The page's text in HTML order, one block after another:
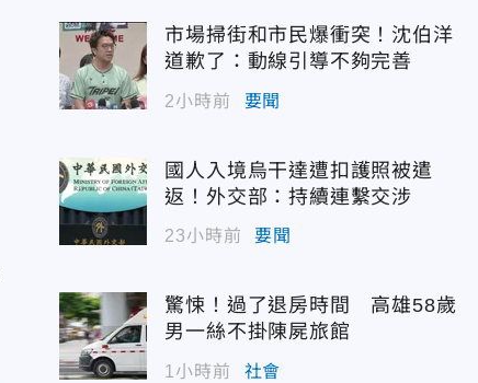
市場掃街和市民爆衝突！沈伯洋
道歉了：動線引導不夠完善
2小時前 要聞
國人入境烏干達遭扣護照被遣
返！外交部：持續連繫交涉
23小時前 要聞
驚悚！過了退房時間 高雄58歲
男一絲不掛陳屍旅館
1小時前 社會